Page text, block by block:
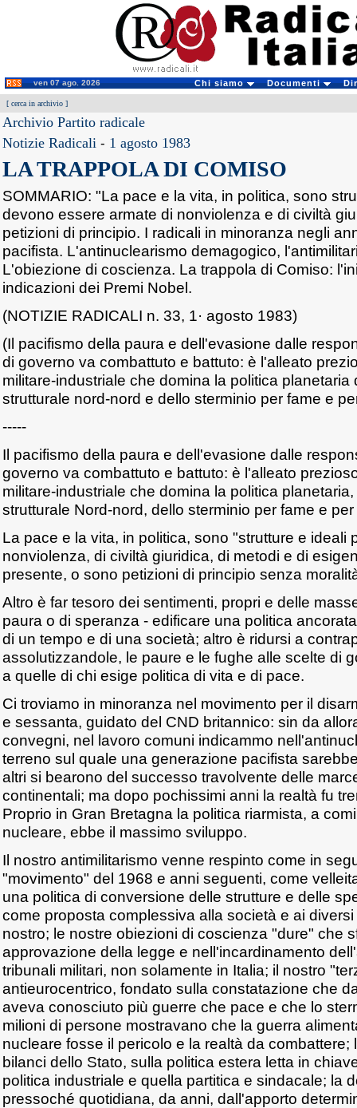
ven 07 ago. 2026 Chi siamo Documenti
[ cerca in archivio ]
Archivio Partito radicale
Notizie Radicali - 1 agosto 1983
LA TRAPPOLA DI COMISO
SOMMARIO: "La pace e la vita, in politica, sono
devono essere armate di nonviolenza e di civiltà
petizioni di principio. I radicali in minoranza negli
pacifista. L'antinuclearismo demagogico,
L'obiezione di coscienza. La trappola di Comiso:
indicazioni dei Premi Nobel.
(NOTIZIE RADICALI n. 33, 1· agosto 1983)
(Il pacifismo della paura e dell'evasione dalle
di governo va combattuto e battuto: è l'alleato
militare-industriale che domina la politica planetaria
strutturale nord-nord e dello sterminio per fame e
-----
Il pacifismo della paura e dell'evasione dalle
governo va combattuto e battuto: è l'alleato
militare-industriale che domina la politica
strutturale Nord-nord, dello sterminio per fame e
La pace e la vita, in politica, sono "strutture e ideali
nonviolenza, di civiltà giuridica, di metodi e di
presente, o sono petizioni di principio senza
Altro è far tesoro dei sentimenti, propri e delle
paura o di speranza - edificare una politica
di un tempo e di una società; altro è ridursi a
assolutizzandole, le paure e le fughe alle scelte di
a quelle di chi esige politica di vita e di pace.
Ci troviamo in minoranza nel movimento per il
e sessanta, guidato del CND britannico: sin da
convegni, nel lavoro comuni indicammo
terreno sul quale una generazione pacifista
altri si bearono del successo travolvente delle
continentali; ma dopo pochissimi anni la realtà fu
Proprio in Gran Bretagna la politica riarmista, a
nucleare, ebbe il massimo sviluppo.
Il nostro antimilitarismo venne respinto come in
"movimento" del 1968 e anni seguenti, come
una politica di conversione delle strutture e delle
come proposta complessiva alla società e ai
nostro; le nostre obiezioni di coscienza "dure" che
approvazione della legge e nell'incardinamento
tribunali militari, non solamente in Italia; il nostro
antieurocentrico, fondato sulla constatazione che
aveva conosciuto più guerre che pace e che lo
milioni di persone mostravano che la guerra
nucleare fosse il pericolo e la realtà da combattere;
bilanci dello Stato, sulla politica estera letta in
politica industriale e quella partitica e sindacale; la
pressoché quotidiana, da anni, dall'apporto